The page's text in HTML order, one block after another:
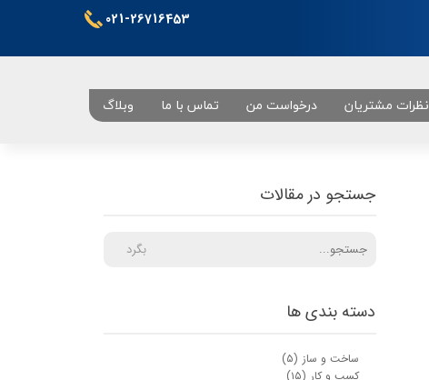
021-26716453
نظرات مشتریان درخواست من تماس با ما وبلاگ
دسته بندی ها
ساخت و ساز (۵)
کسب و کار (۱۵)
جستجو در مقالات
بگرد